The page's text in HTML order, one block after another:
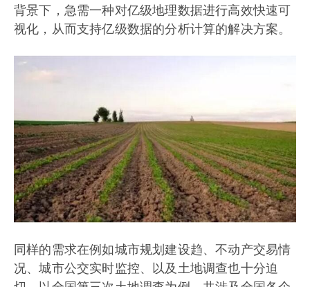
背景下，急需一种对亿级地理数据进行高效快速可
视化，从而支持亿级数据的分析计算的解决方案。
同样的需求在例如城市规划建设趋、不动产交易情
况、城市公交实时监控、以及土地调查也十分迫